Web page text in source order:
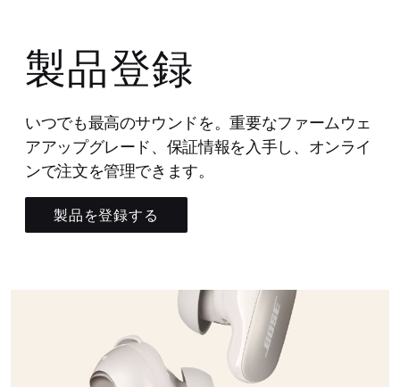
製品登録
いつでも最高のサウンドを。重要なファームウェ
アアップグレード、保証情報を入手し、オンライ
ンで注文を管理できます。
製品を登録する